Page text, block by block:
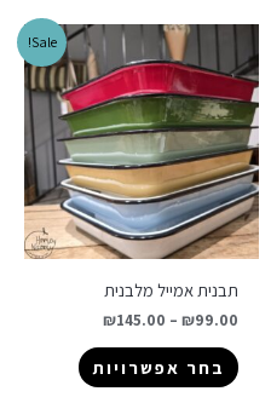
Sale!
תבנית אמייל מלבנית
₪99.00
–
₪145.00
בחר אפשרויות